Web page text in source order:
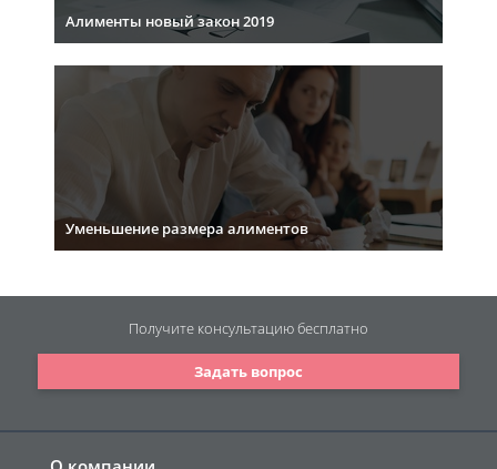
Алименты новый закон 2019
Уменьшение размера алиментов
Задать вопрос
Получите консультациюбесплатно